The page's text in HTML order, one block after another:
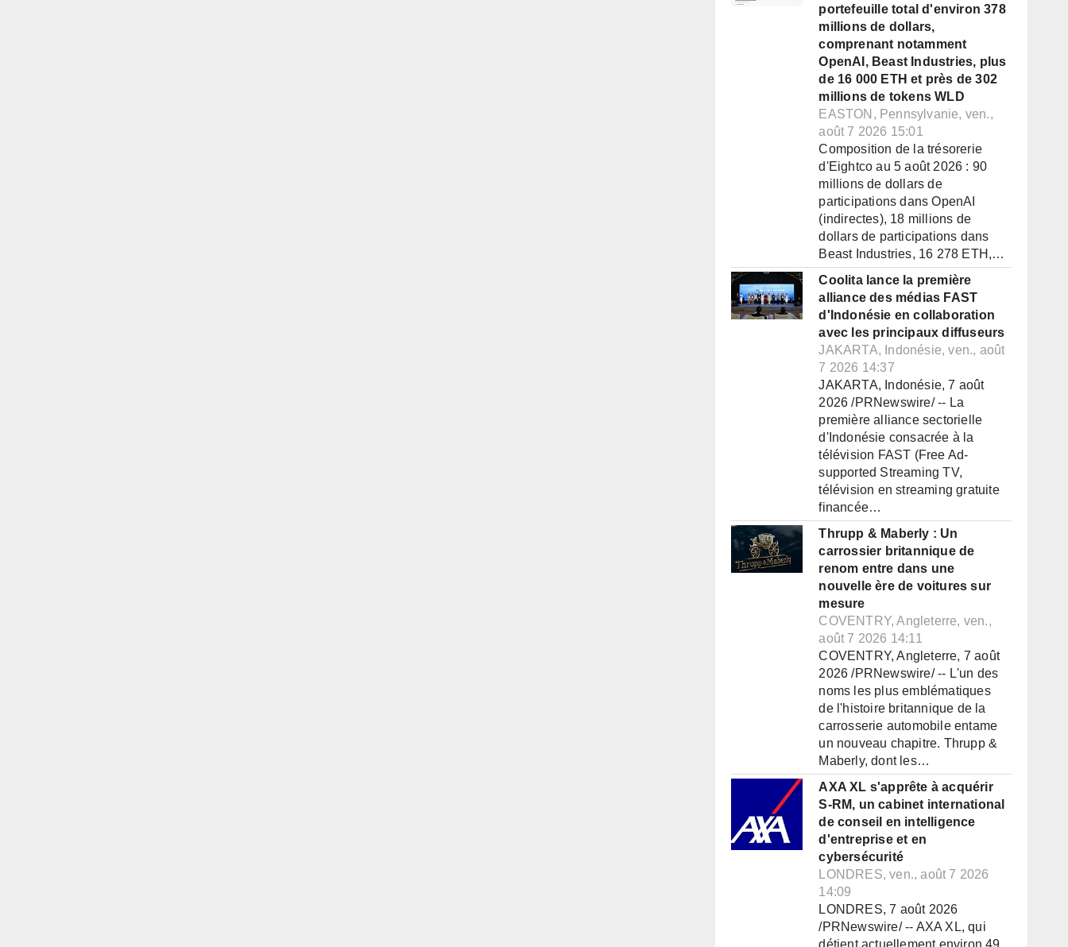
portefeuille total d'environ 378
millions de dollars,
comprenant notamment
OpenAI, Beast Industries, plus
de 16 000 ETH et près de 302
millions de tokens WLD
EASTON, Pennsylvanie, ven.,
août 7 2026 15:01
Composition de la trésorerie
d'Eightco au 5 août 2026 : 90
millions de dollars de
participations dans OpenAI
(indirectes), 18 millions de
dollars de participations dans
Beast Industries, 16 278 ETH,…
Coolita lance la première
alliance des médias FAST
d'Indonésie en collaboration
avec les principaux diffuseurs
JAKARTA, Indonésie, ven., août
7 2026 14:37
JAKARTA, Indonésie, 7 août
2026 /PRNewswire/ -- La
première alliance sectorielle
d'Indonésie consacrée à la
télévision FAST (Free Ad-
supported Streaming TV,
télévision en streaming gratuite
financée…
Thrupp & Maberly : Un
carrossier britannique de
renom entre dans une
nouvelle ère de voitures sur
mesure
COVENTRY, Angleterre, ven.,
août 7 2026 14:11
COVENTRY, Angleterre, 7 août
2026 /PRNewswire/ -- L'un des
noms les plus emblématiques
de l'histoire britannique de la
carrosserie automobile entame
un nouveau chapitre. Thrupp &
Maberly, dont les…
AXA XL s'apprête à acquérir
S-RM, un cabinet international
de conseil en intelligence
d'entreprise et en
cybersécurité
LONDRES, ven., août 7 2026
14:09
LONDRES, 7 août 2026
/PRNewswire/ -- AXA XL, qui
détient actuellement environ 49